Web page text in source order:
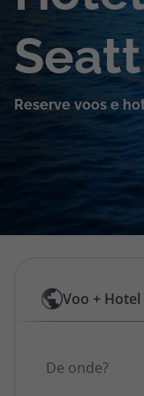
Promoções
Especialistas
Cheque
Reserve voos e
por
Voos
Voo + Hotel